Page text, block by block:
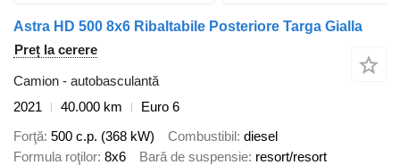
Astra HD 500 8x6 Ribaltabile Posteriore Targa Gialla
Preț la cerere
Camion - autobasculantă
2021
40.000 km
Euro 6
Forţă 500 c.p. (368 kW) Combustibil diesel
Formula roţilor 8x6 Bară de suspensie resort/resort